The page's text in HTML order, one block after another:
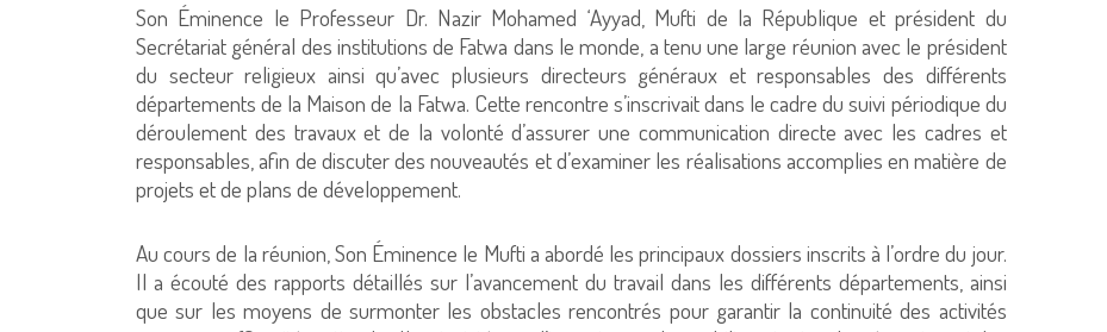
Son Éminence le Professeur Dr. Nazir Mohamed ‘Ayyad, Mufti de la République et président du
Secrétariat général des institutions de Fatwa dans le monde, a tenu une large réunion avec le président
du secteur religieux ainsi qu’avec plusieurs directeurs généraux et responsables des différents
départements de la Maison de la Fatwa. Cette rencontre s’inscrivait dans le cadre du suivi périodique du
déroulement des travaux et de la volonté d’assurer une communication directe avec les cadres et
responsables, afin de discuter des nouveautés et d’examiner les réalisations accomplies en matière de
projets et de plans de développement.
Au cours de la réunion, Son Éminence le Mufti a abordé les principaux dossiers inscrits à l’ordre du jour.
Il a écouté des rapports détaillés sur l’avancement du travail dans les différents départements, ainsi
que sur les moyens de surmonter les obstacles rencontrés pour garantir la continuité des activités